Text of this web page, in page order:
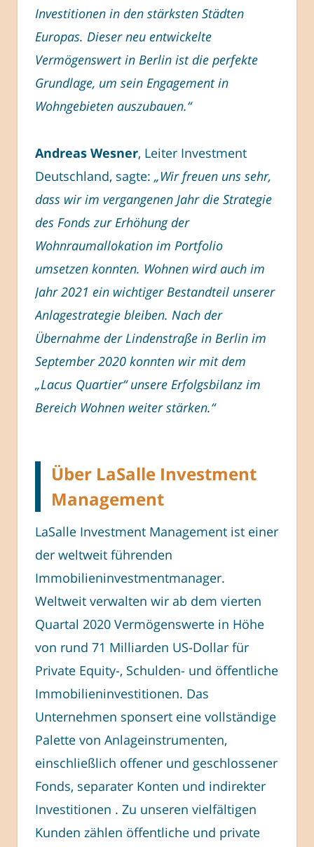
Investitionen in den stärksten Städten
Europas. Dieser neu entwickelte
Vermögenswert in Berlin ist die perfekte
Grundlage, um sein Engagement in
Wohngebieten auszubauen.“
Andreas Wesner, Leiter Investment
Deutschland, sagte: „Wir freuen uns sehr,
dass wir im vergangenen Jahr die Strategie
des Fonds zur Erhöhung der
Wohnraumallokation im Portfolio
umsetzen konnten. Wohnen wird auch im
Jahr 2021 ein wichtiger Bestandteil unserer
Anlagestrategie bleiben. Nach der
Übernahme der Lindenstraße in Berlin im
September 2020 konnten wir mit dem
„Lacus Quartier“ unsere Erfolgsbilanz im
Bereich Wohnen weiter stärken.“
Über LaSalle Investment
Management
LaSalle Investment Management ist einer
der weltweit führenden
Immobilieninvestmentmanager.
Weltweit verwalten wir ab dem vierten
Quartal 2020 Vermögenswerte in Höhe
von rund 71 Milliarden US-Dollar für
Private Equity-, Schulden- und öffentliche
Immobilieninvestitionen. Das
Unternehmen sponsert eine vollständige
Palette von Anlageinstrumenten,
einschließlich offener und geschlossener
Fonds, separater Konten und indirekter
Investitionen . Zu unseren vielfältigen
Kunden zählen öffentliche und private